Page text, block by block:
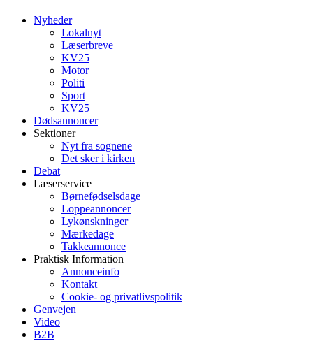
Nyheder
Lokalnyt
Læserbreve
KV25
Motor
Politi
Sport
KV25
Dødsannoncer
Sektioner
Nyt fra sognene
Det sker i kirken
Debat
Læserservice
Børnefødselsdage
Loppeannoncer
Lykønskninger
Mærkedage
Takkeannonce
Praktisk Information
Annonceinfo
Kontakt
Cookie- og privatlivspolitik
Genvejen
Video
B2B